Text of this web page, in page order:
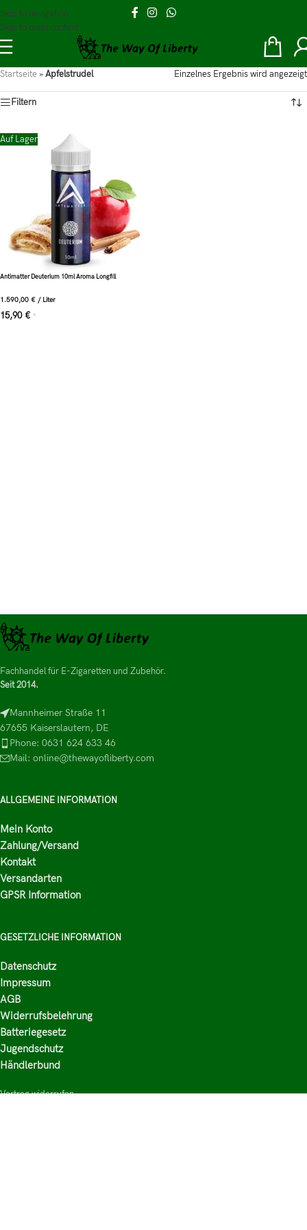
Skip to navigation
Skip to main content
Startseite »Apfelstrudel Einzelnes Ergebnis wird angezeigt
Filtern
Auf Lager
Antimatter Deuterium 10ml Aroma Longfill
1.590,00 € / Liter
15,90 € *
Fachhandel für E-Zigaretten und Zubehör.
Seit 2014.
Mannheimer Straße 11
67655 Kaiserslautern, DE
Phone: 0631 624 633 46
Mail: online@thewayofliberty.com
ALLGEMEINE INFORMATION
Mein Konto
Zahlung/Versand
Kontakt
Versandarten
GPSR Information
GESETZLICHE INFORMATION
Datenschutz
Impressum
AGB
Widerrufsbelehrung
Batteriegesetz
Jugendschutz
Händlerbund
Vertrag widerrufen